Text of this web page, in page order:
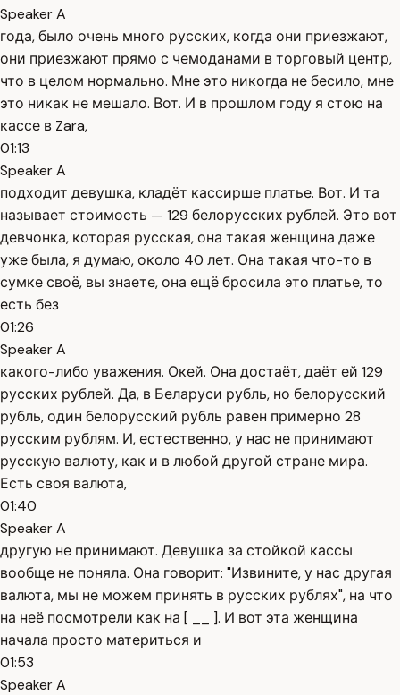
Speaker A
года, было очень много русских, когда они приезжают,
они приезжают прямо с чемоданами в торговый центр,
что в целом нормально. Мне это никогда не бесило, мне
это никак не мешало. Вот. И в прошлом году я стою на
кассе в Zara,
01:13
Speaker A
подходит девушка, кладёт кассирше платье. Вот. И та
называет стоимость — 129 белорусских рублей. Это вот
девчонка, которая русская, она такая женщина даже
уже была, я думаю, около 40 лет. Она такая что-то в
сумке своё, вы знаете, она ещё бросила это платье, то
есть без
01:26
Speaker A
какого-либо уважения. Окей. Она достаёт, даёт ей 129
русских рублей. Да, в Беларуси рубль, но белорусский
рубль, один белорусский рубль равен примерно 28
русским рублям. И, естественно, у нас не принимают
русскую валюту, как и в любой другой стране мира.
Есть своя валюта,
01:40
Speaker A
другую не принимают. Девушка за стойкой кассы
вообще не поняла. Она говорит: "Извините, у нас другая
валюта, мы не можем принять в русских рублях", на что
на неё посмотрели как на [ __ ]. И вот эта женщина
начала просто материться и
01:53
Speaker A